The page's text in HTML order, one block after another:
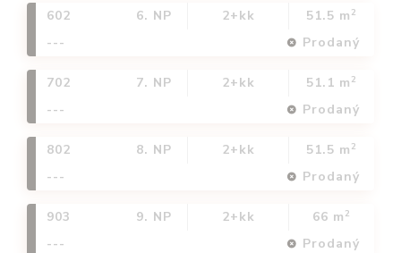
602 6. NP 2+kk 51.5 m 2
--- Prodaný
702 7. NP 2+kk 51.1 m 2
--- Prodaný
802 8. NP 2+kk 51.5 m 2
--- Prodaný
903 9. NP 2+kk 66 m 2
--- Prodaný